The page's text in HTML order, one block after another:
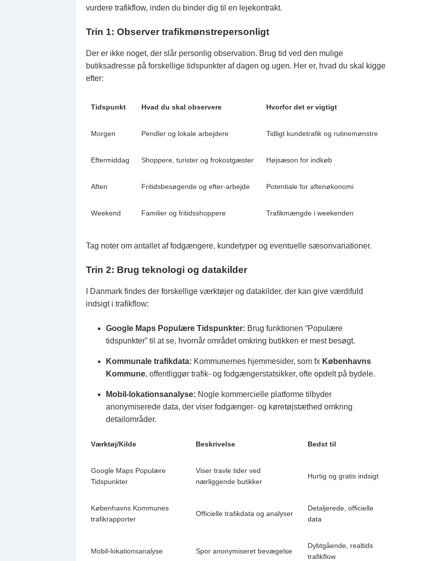
vurdere trafikflow, inden du binder dig til en lejekontrakt.
Trin 1: Observer trafikmønstrepersonligt
Der er ikke noget, der slår personlig observation. Brug tid ved den mulige
butiksadresse på forskellige tidspunkter af dagen og ugen. Her er, hvad du skal kigge
efter:
Tidspunkt Hvad du skal observere Hvorfor det er vigtigt
Morgen Pendler og lokale arbejdere Tidligt kundetrafik og rutinemønstre
Eftermiddag Shoppere, turister og frokostgæster Højsæson for indkøb
Aften Fritidsbesøgende og efter-arbejde Potentiale for aftenøkonomi
Weekend Familier og fritidsshoppere Trafikmængde i weekenden
Tag noter om antallet af fodgængere, kundetyper og eventuelle sæsonvariationer.
Trin 2: Brug teknologi og datakilder
I Danmark findes der forskellige værktøjer og datakilder, der kan give værdifuld
indsigt i trafikflow:
Google Maps Populære Tidspunkter: Brug funktionen “Populære
tidspunkter” til at se, hvornår området omkring butikken er mest besøgt.
Kommunale trafikdata: Kommunernes hjemmesider, som fx Københavns
Kommune, offentliggør trafik- og fodgængerstatsikker, ofte opdelt på bydele.
Mobil-lokationsanalyse: Nogle kommercielle platforme tilbyder
anonymiserede data, der viser fodgænger- og køretøjstæthed omkring
detailområder.
Værktøj/Kilde Beskrivelse Bedst til
Google Maps Populære
Tidspunkter
Viser travle tider ved
nærliggende butikker
Hurtig og gratis indsigt
Københavns Kommunes
trafikrapporter
Officielle trafikdata og analyser
Detaljerede, officielle
data
Mobil-lokationsanalyse Spor anonymiseret bevægelse
Dybtgående, realtids
trafikflow